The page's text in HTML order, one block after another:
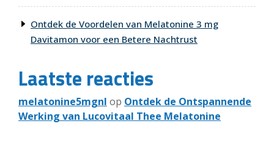
Ontdek de Voordelen van Melatonine 3 mg
Davitamon voor een Betere Nachtrust
Laatste reacties
melatonine5mgnl op Ontdek de Ontspannende
Werking van Lucovitaal Thee Melatonine